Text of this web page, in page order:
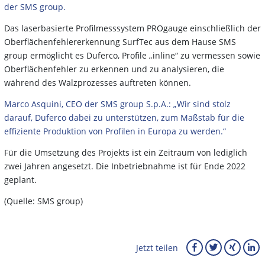
der SMS group.
Das laserbasierte Profilmesssystem PROgauge einschließlich der
Oberflächenfehlererkennung SurfTec aus dem Hause SMS
group ermöglicht es Duferco, Profile „inline“ zu vermessen sowie
Oberflächenfehler zu erkennen und zu analysieren, die
während des Walzprozesses auftreten können.
Marco Asquini, CEO der SMS group S.p.A.: „Wir sind stolz
darauf, Duferco dabei zu unterstützen, zum Maßstab für die
effiziente Produktion von Profilen in Europa zu werden.“
Für die Umsetzung des Projekts ist ein Zeitraum von lediglich
zwei Jahren angesetzt. Die Inbetriebnahme ist für Ende 2022
geplant.
(Quelle: SMS group)
Jetzt teilen